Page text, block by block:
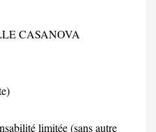
CASANOVA
limitée (sans autre